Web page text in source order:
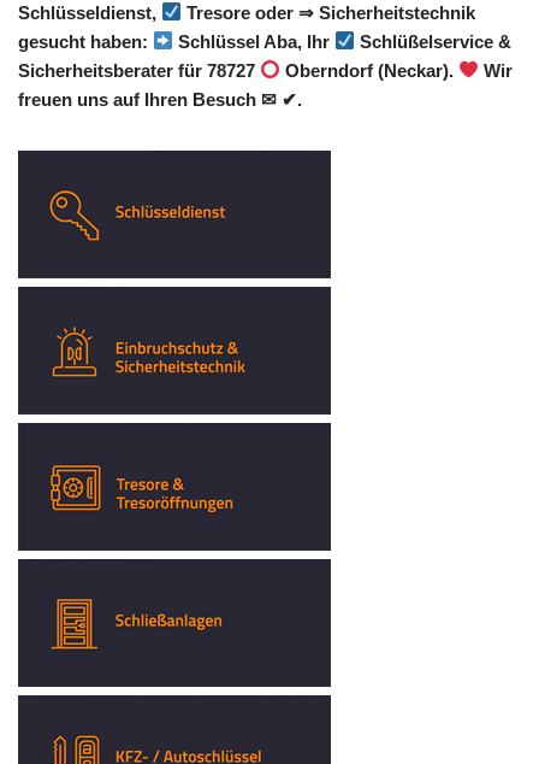
Schlüsseldienst,
Tresore oder ⇒ Sicherheitstechnik
gesucht haben:
Schlüssel Aba, Ihr
Schlüßelservice &
Sicherheitsberater für 78727
Oberndorf (Neckar).
Wir
freuen uns auf Ihren Besuch ✉ ✔.